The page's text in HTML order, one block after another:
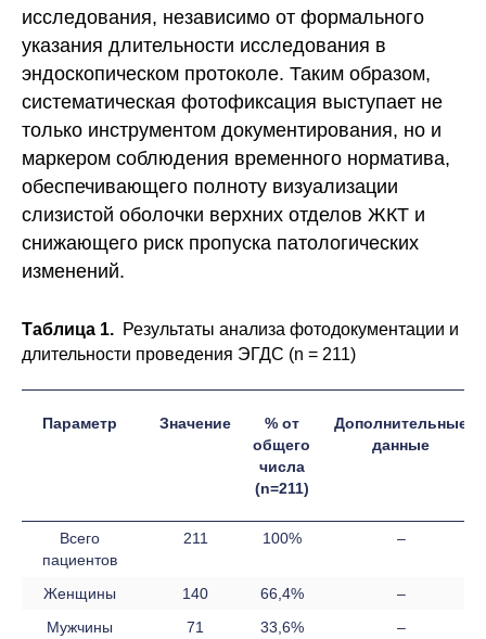
исследования, независимо от формального
указания длительности исследования в
эндоскопическом протоколе. Таким образом,
систематическая фотофиксация выступает не
только инструментом документирования, но и
маркером соблюдения временного норматива,
обеспечивающего полноту визуализации
слизистой оболочки верхних отделов ЖКТ и
снижающего риск пропуска патологических
изменений.
Таблица 1. Результаты анализа фотодокументации и
длительности проведения ЭГДС (n = 211)
Параметр Значение
% от
общего
числа
(n=211)
Дополнительные
данные
Всего
пациентов
211 100% –
Женщины 140 66,4%
–
Мужчины
71 33,6%
–